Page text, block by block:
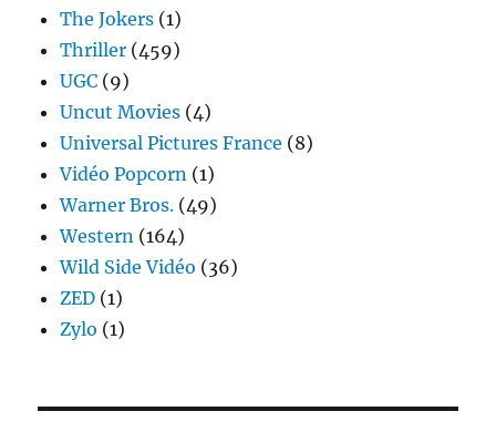
The Jokers (1)
Thriller (459)
UGC (9)
Uncut Movies (4)
Universal Pictures France (8)
Vidéo Popcorn (1)
Warner Bros. (49)
Western (164)
Wild Side Vidéo (36)
ZED (1)
Zylo (1)